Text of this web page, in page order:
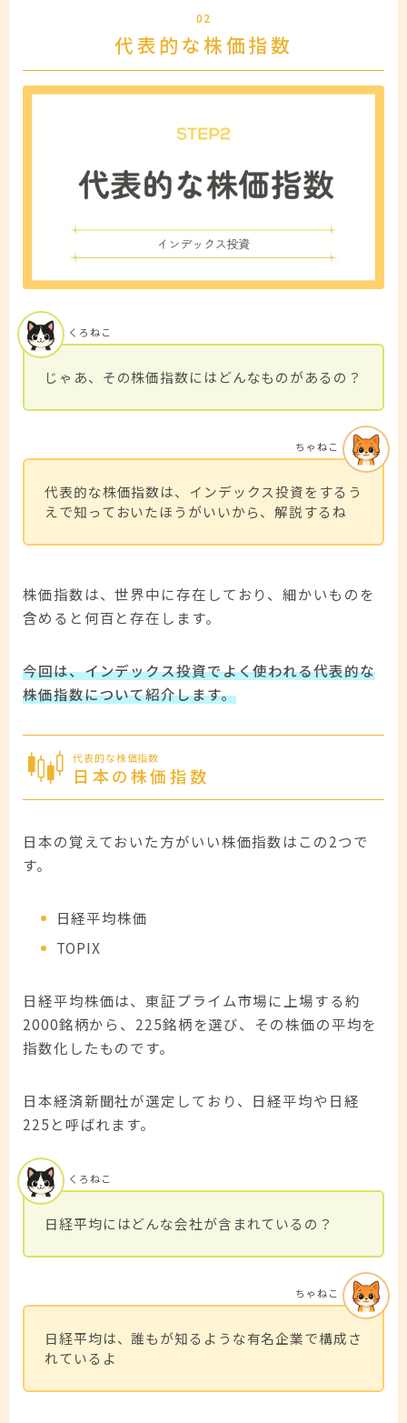
02
代表的な株価指数
じゃあ、その株価指数にはどんなものがあるの？
くろねこ
代表的な株価指数は、インデックス投資をするう
えで知っておいたほうがいいから、解説するね
ちゃねこ
株価指数は、世界中に存在しており、細かいものを
含めると何百と存在します。
今回は、インデックス投資でよく使われる代表的な
株価指数について紹介します。
代表的な株価指数
日本の株価指数
日本の覚えておいた方がいい株価指数はこの2つで
す。
日経平均株価
TOPIX
日経平均株価は、東証プライム市場に上場する約
2000銘柄から、225銘柄を選び、その株価の平均を
指数化したものです。
日本経済新聞社が選定しており、日経平均や日経
225と呼ばれます。
日経平均にはどんな会社が含まれているの？
くろねこ
日経平均は、誰もが知るような有名企業で構成さ
れているよ
ちゃねこ